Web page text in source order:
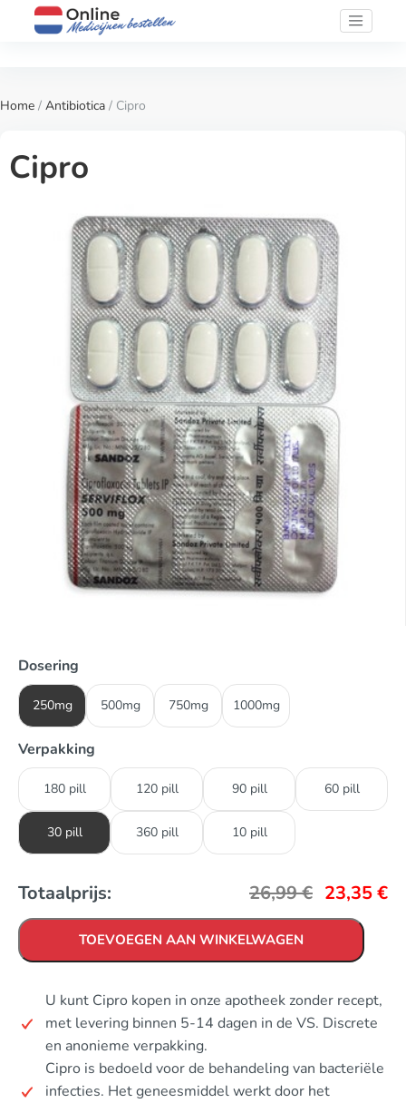
Home / Antibiotica / Cipro
Cipro
Dosering
250mg 500mg 750mg 1000mg
Verpakking
180 pill 120 pill 90 pill 60 pill
30 pill 360 pill 10 pill
Totaalprijs: 26,99€ 23,35€
TOEVOEGEN AAN WINKELWAGEN
U kunt Cipro kopen in onze apotheek zonder recept,
met levering binnen 5-14 dagen in de VS. Discrete
en anonieme verpakking.
Cipro is bedoeld voor de behandeling van bacteriële
infecties. Het geneesmiddel werkt door het